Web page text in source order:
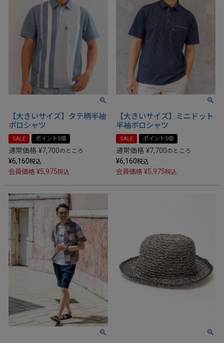
【大きいサイズ】タテ柄半袖
ポロシャツ
SALE ポイント5倍
通常価格 ¥7,700のところ
¥6,160税込
会員価格 ¥5,975税込
【大きいサイズ】ミニドット
半袖ポロシャツ
SALE ポイント5倍
通常価格 ¥7,700のところ
¥6,160税込
会員価格 ¥5,975税込